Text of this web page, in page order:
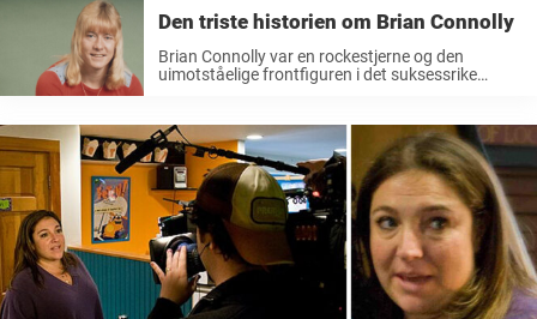
Den triste historien om Brian Connolly
Brian Connolly var en rockestjerne og den
uimotståelige frontfiguren i det suksessrike
rikdom ustoppelig på 1970-tallet. Men det siste
kapittelet i ...